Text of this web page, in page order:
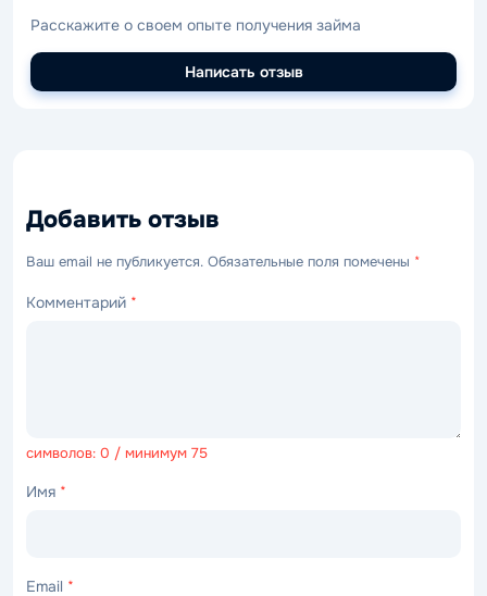
Расскажите о своем опыте получения займа
Написать отзыв
Добавить отзыв
Ваш email не публикуется. Обязательные поля помечены *
Комментарий *
символов: 0 / минимум 75
Имя *
Email *